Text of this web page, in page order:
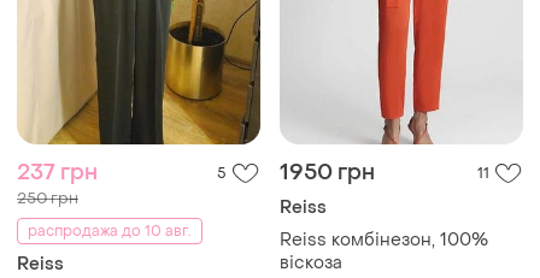
237 грн 5
250 грн
распродажа до 10 авг.
Reiss
1950 грн 11
Reiss
Reiss комбінезон, 100%
віскоза